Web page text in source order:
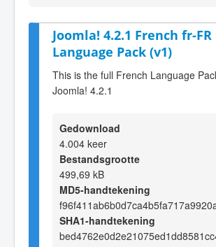
Joomla! 4.2.1 French fr-FR
Language Pack (v1)
This is the full French Language
Joomla! 4.2.1
Gedownload
4.004 keer
Bestandsgrootte
499,69 kB
MD5-handtekening
SHA1-handtekening